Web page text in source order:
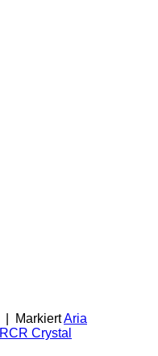
MarkiertAria
RCR Crystal